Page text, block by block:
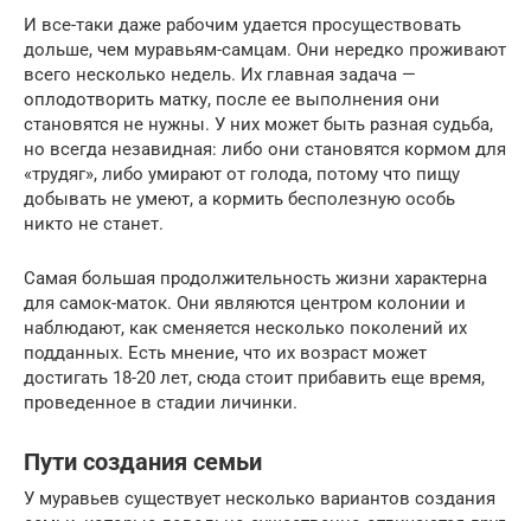
И все-таки даже рабочим удается просуществовать
дольше, чем муравьям-самцам. Они нередко проживают
всего несколько недель. Их главная задача —
оплодотворить матку, после ее выполнения они
становятся не нужны. У них может быть разная судьба,
но всегда незавидная: либо они становятся кормом для
«трудяг», либо умирают от голода, потому что пищу
добывать не умеют, а кормить бесполезную особь
никто не станет.
Самая большая продолжительность жизни характерна
для самок-маток. Они являются центром колонии и
наблюдают, как сменяется несколько поколений их
подданных. Есть мнение, что их возраст может
достигать 18-20 лет, сюда стоит прибавить еще время,
проведенное в стадии личинки.
Пути создания семьи
У муравьев существует несколько вариантов создания